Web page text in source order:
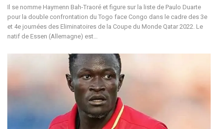
Il se nomme Haymenn Bah-Traoré et figure sur la liste de Paulo Duarte
pour la double confrontation du Togo face Congo dans le cadre des 3e
et 4e journées des Eliminatoires de la Coupe du Monde Qatar 2022. Le
natif de Essen (Allemagne) est…